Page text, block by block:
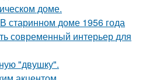
доме.
старинном доме 1956 года
современный интерьер для
"двушку".